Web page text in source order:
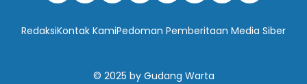
RedaksiKontak KamiPedoman Pemberitaan Media Siber
© 2025 by Gudang Warta